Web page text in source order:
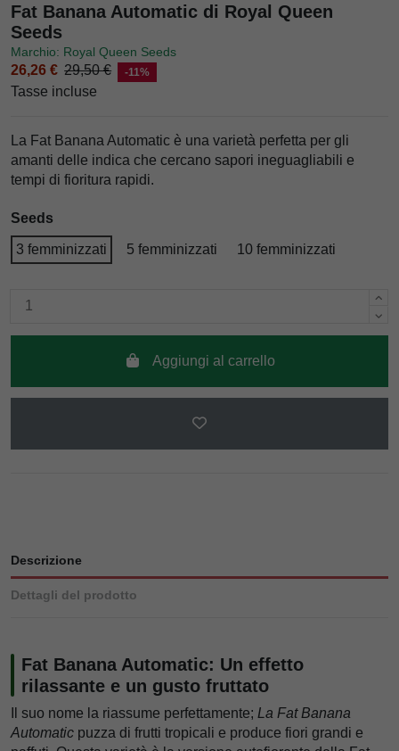
Fat Banana Automatic di Royal Queen
Seeds
Marchio: Royal Queen Seeds
26,26 € 29,50 € -11%
Tasse incluse
La Fat Banana Automatic è una varietà perfetta per gli
amanti delle indica che cercano sapori ineguagliabili e
tempi di fioritura rapidi.
Seeds
3 femminizzati 5 femminizzati 10 femminizzati
Aggiungi al carrello
Descrizione
Dettagli del prodotto
Fat Banana Automatic: Un effetto
rilassante e un gusto fruttato
Il suo nome la riassume perfettamente; La Fat Banana
Automatic puzza di frutti tropicali e produce fiori grandi e